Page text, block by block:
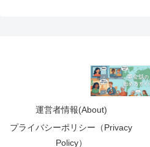
運営者情報(About)
プライバシーポリシー（Privacy
Policy）